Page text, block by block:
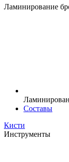
Ламинирование
Составы
Кисти
Инструменты